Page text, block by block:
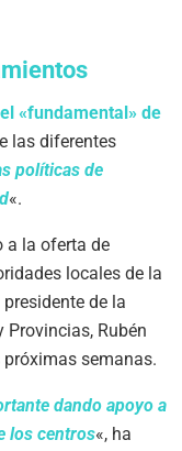
«fundamental» de
las diferentes
políticas de
«.
a la oferta de
locales de la
de la
Provincias, Rubén
semanas.
dando apoyo a
los centros«, ha